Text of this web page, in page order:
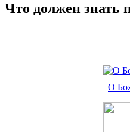
Что должен знать
О